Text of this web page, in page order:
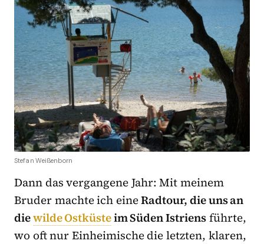
Stefan Weißenborn
Dann das vergangene Jahr: Mit meinem
Bruder machte ich eineRadtour, die uns an
diewilde Ostküsteim Süden Istriensführte,
wo oft nur Einheimische die letzten, klaren,